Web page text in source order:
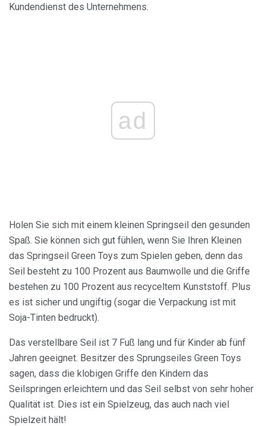
Kundendienst des Unternehmens.
ad
Holen Sie sich mit einem kleinen Springseil den gesunden
Spaß. Sie können sich gut fühlen, wenn Sie Ihren Kleinen
das Springseil Green Toys zum Spielen geben, denn das
Seil besteht zu 100 Prozent aus Baumwolle und die Griffe
bestehen zu 100 Prozent aus recyceltem Kunststoff. Plus
es ist sicher und ungiftig (sogar die Verpackung ist mit
Soja-Tinten bedruckt).
Das verstellbare Seil ist 7 Fuß lang und für Kinder ab fünf
Jahren geeignet. Besitzer des Sprungseiles Green Toys
sagen, dass die klobigen Griffe den Kindern das
Seilspringen erleichtern und das Seil selbst von sehr hoher
Qualität ist. Dies ist ein Spielzeug, das auch nach viel
Spielzeit hält!